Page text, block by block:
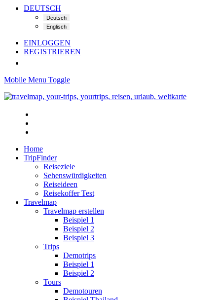
DEUTSCH
EINLOGGEN
REGISTRIEREN
Mobile Menu Toggle
Home
TripFinder
Reiseziele
Sehenswürdigkeiten
Reiseideen
Reisekoffer Test
Travelmap
Travelmap erstellen
Beispiel 1
Beispiel 2
Beispiel 3
Trips
Demotrips
Beispiel 1
Beispiel 2
Tours
Demotouren